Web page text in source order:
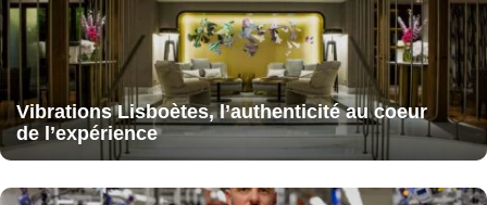
Vibrations Lisboètes, l’authenticité au coeur
de l’expérience